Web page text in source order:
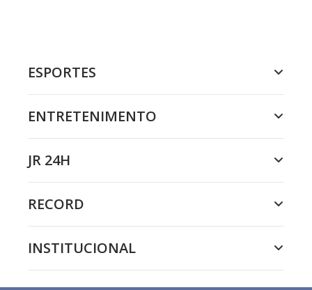
ESPORTES
ENTRETENIMENTO
JR 24H
RECORD
INSTITUCIONAL